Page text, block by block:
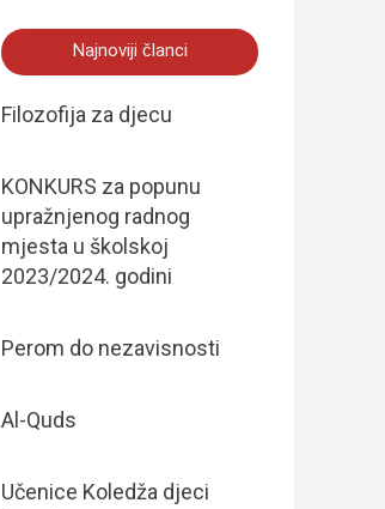
Najnoviji članci
Filozofija za djecu
KONKURS za popunu
upražnjenog radnog
mjesta u školskoj
2023/2024. godini
Perom do nezavisnosti
Al-Quds
Učenice Koledža djeci